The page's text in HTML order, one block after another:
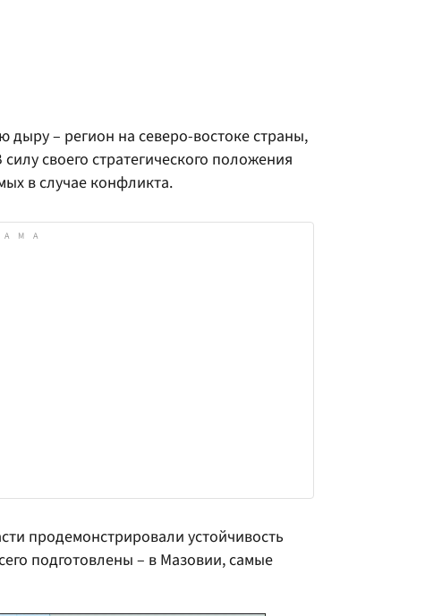
дыру – регион на северо-востоке страны,
своего стратегического положения
в случае конфликта.
продемонстрировали устойчивость
подготовлены – в Мазовии, самые